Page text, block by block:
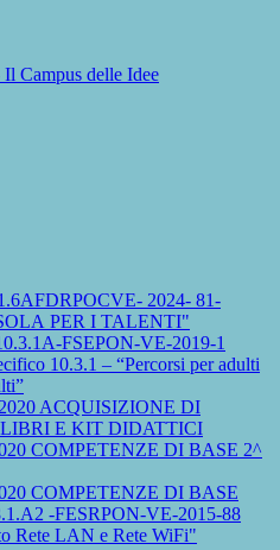
Il Campus delle Idee
2024- 81-
PER I TALENTI"
FSEPON-VE-2019-1
10.3.1 – “Percorsi per adulti
ACQUISIZIONE DI
LIBRI E KIT DIDATTICI
COMPETENZE DI BASE 2^
COMPETENZE DI BASE
-FESRPON-VE-2015-88
Rete LAN e Rete WiFi"